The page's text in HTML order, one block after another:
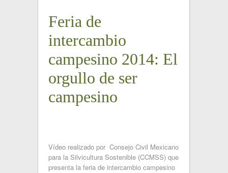
Feria de
intercambio
campesino 2014: El
orgullo de ser
campesino
Vídeo realizado por Consejo Civil Mexicano
para la Silvicultura Sostenible (CCMSS) que
presenta la feria de intercambio campesino